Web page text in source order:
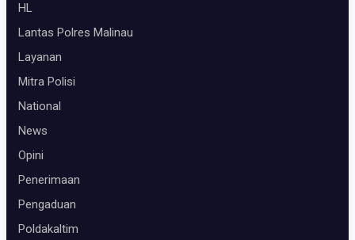
HL
Lantas Polres Malinau
Layanan
Mitra Polisi
National
News
Opini
Penerimaan
Pengaduan
Poldakaltim